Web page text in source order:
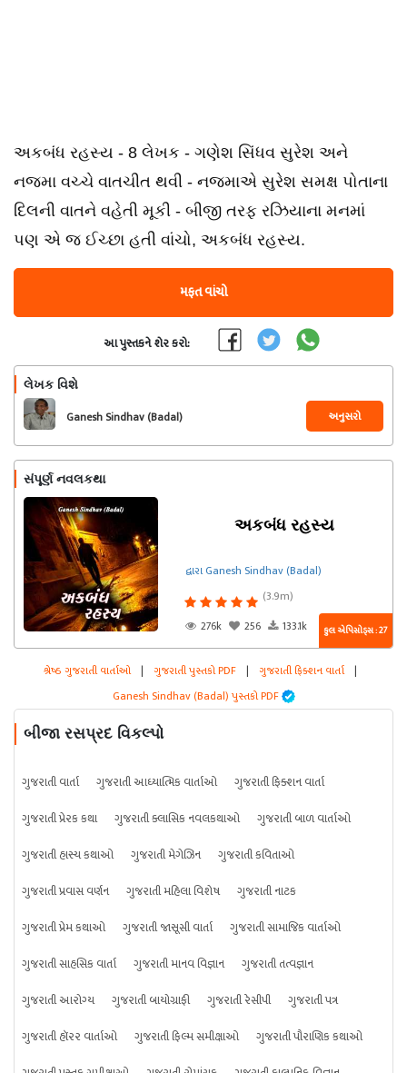
અકબંધ રહસ્ય - 8 લેખક - ગણેશ સિંધવ સુરેશ અને
નજમા વચ્ચે વાતચીત થવી - નજમાએ સુરેશ સમક્ષ પોતાના
દિલની વાતને વહેતી મૂકી - બીજી તરફ રઝિયાના મનમાં
પણ એ જ ઈચ્છા હતી વાંચો, અકબંધ રહસ્ય.
મફત વાંચો
આ પુસ્તકને શેર કરો:
લેખક વિશે
Ganesh Sindhav (Badal) અનુસરો
સંપૂર્ણ નવલકથા
અકબંધ રહસ્ય
દ્વારા Ganesh Sindhav (Badal)
(3.9m)
276k
256 133.1k કુલ એપિસોડ્સ : 27
શ્રેષ્ઠ ગુજરાતી વાર્તાઓ | ગુજરાતી પુસ્તકો PDF | ગુજરાતી ફિક્શન વાર્તા |
Ganesh Sindhav (Badal) પુસ્તકો PDF
બીજા રસપ્રદ વિકલ્પો
ગુજરાતી વાર્તા ગુજરાતી આધ્યાત્મિક વાર્તાઓ
ગુજરાતી ફિક્શન વાર્તા
ગુજરાતી પ્રેરક કથા
ગુજરાતી ક્લાસિક નવલકથાઓ
ગુજરાતી બાળ વાર્તાઓ
ગુજરાતી હાસ્ય કથાઓ
ગુજરાતી મેગેઝિન
ગુજરાતી કવિતાઓ
ગુજરાતી પ્રવાસ વર્ણન
ગુજરાતી મહિલા વિશેષ
ગુજરાતી નાટક
ગુજરાતી પ્રેમ કથાઓ
ગુજરાતી જાસૂસી વાર્તા
ગુજરાતી સામાજિક વાર્તાઓ
ગુજરાતી સાહસિક વાર્તા
ગુજરાતી માનવ વિજ્ઞાન
ગુજરાતી તત્વજ્ઞાન
ગુજરાતી આરોગ્ય
ગુજરાતી બાયોગ્રાફી ગુજરાતી રેસીપી
ગુજરાતી પત્ર
ગુજરાતી હૉરર વાર્તાઓ
ગુજરાતી ફિલ્મ સમીક્ષાઓ
ગુજરાતી પૌરાણિક કથાઓ